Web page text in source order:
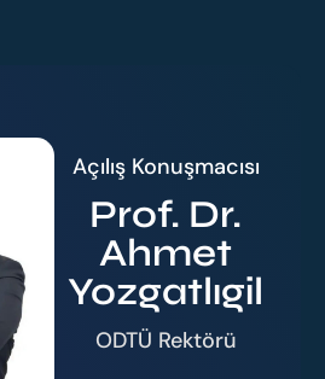
Açılış Konuşmacısı
Prof. Dr.
Ahmet
Yozgatlıgil
ODTÜ Rektörü